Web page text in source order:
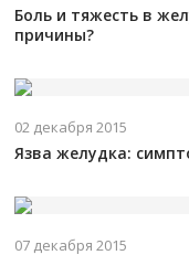
Боль и тяжесть в
причины?
02 декабря 2015
Язва желудка:
07 декабря 2015